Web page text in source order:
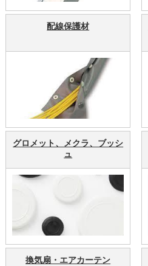
配線保護材
グロメット、メクラ、ブッシ
ュ
換気扇・エアカーテン